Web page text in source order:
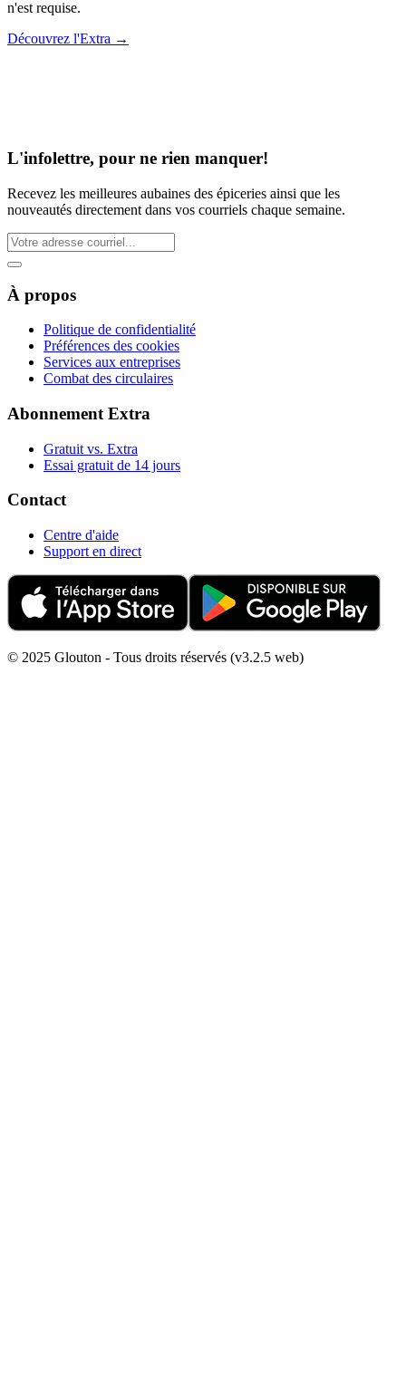
n'est requise.
Découvrez l'Extra →
L'infolettre, pour ne rien manquer!
Recevez les meilleures aubaines des épiceries ainsi que les
nouveautés directement dans vos courriels chaque semaine.
À propos
Politique de confidentialité
Préférences des cookies
Services aux entreprises
Combat des circulaires
Abonnement Extra
Gratuit vs. Extra
Essai gratuit de 14 jours
Contact
Centre d'aide
Support en direct
© 2025 Glouton - Tous droits réservés (v3.2.5 web)